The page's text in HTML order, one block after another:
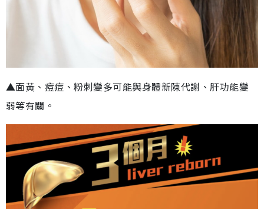
▲面黃、痘痘、粉刺變多可能與身體新陳代謝、肝功能變
弱等有關。